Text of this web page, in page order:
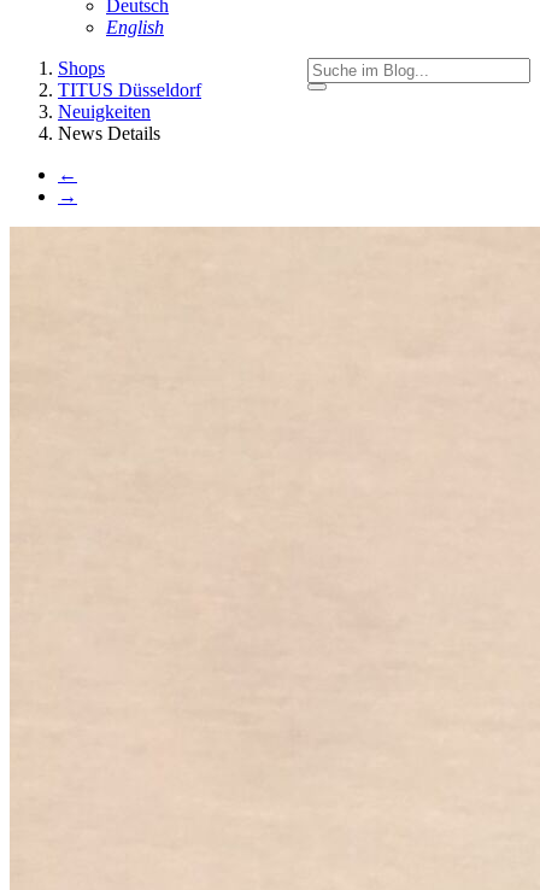
Deutsch
English
here:
Shops
TITUS Düsseldorf
Neuigkeiten
News Details
←
→